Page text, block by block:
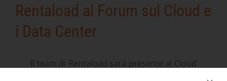
Risorse
Contatto
Calendario
Rentaload al Forum sul Cloud e
i Data Center
Il team di Rentaload sarà presente al Cloud